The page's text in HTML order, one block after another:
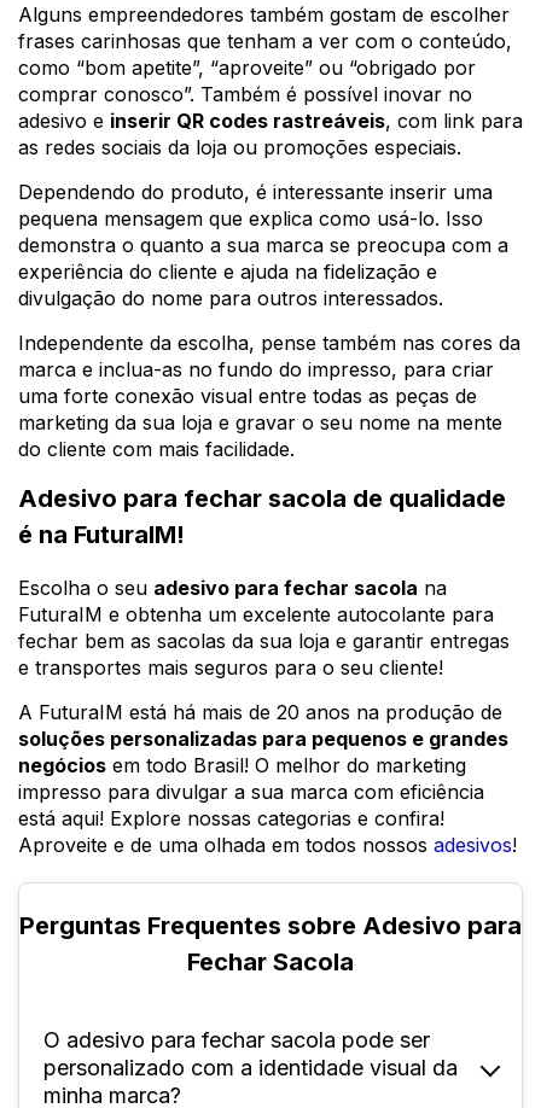
Alguns empreendedores também gostam de escolher
frases carinhosas que tenham a ver com o conteúdo,
como “bom apetite”, “aproveite” ou “obrigado por
comprar conosco”. Também é possível inovar no
adesivo e inserir QR codes rastreáveis, com link para
as redes sociais da loja ou promoções especiais.
Dependendo do produto, é interessante inserir uma
pequena mensagem que explica como usá-lo. Isso
demonstra o quanto a sua marca se preocupa com a
experiência do cliente e ajuda na fidelização e
divulgação do nome para outros interessados.
Independente da escolha, pense também nas cores da
marca e inclua-as no fundo do impresso, para criar
uma forte conexão visual entre todas as peças de
marketing da sua loja e gravar o seu nome na mente
do cliente com mais facilidade.
Adesivo para fechar sacola de qualidade
é na FuturaIM!
Escolha o seu adesivo para fechar sacola na
FuturaIM e obtenha um excelente autocolante para
fechar bem as sacolas da sua loja e garantir entregas
e transportes mais seguros para o seu cliente!
A FuturaIM está há mais de 20 anos na produção de
soluções personalizadas para pequenos e grandes
negócios em todo Brasil! O melhor do marketing
impresso para divulgar a sua marca com eficiência
está aqui! Explore nossas categorias e confira!
Aproveite e de uma olhada em todos nossos adesivos!
Perguntas Frequentes sobre Adesivo para
Fechar Sacola
O adesivo para fechar sacola pode ser
personalizado com a identidade visual da
minha marca?